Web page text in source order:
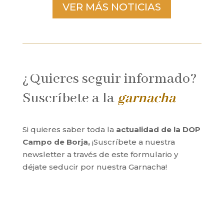
VER MÁS NOTICIAS
¿Quieres seguir informado?
Suscríbete a la garnacha
Si quieres saber toda la actualidad de la DOP
Campo de Borja,¡Suscríbete a nuestra
newsletter a través de este formulario y
déjate seducir por nuestra Garnacha!